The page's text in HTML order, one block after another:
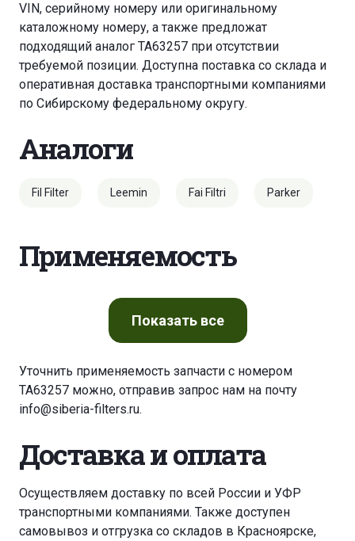
VIN, серийному номеру или оригинальному
каталожному номеру, а также предложат
подходящий аналог TA63257 при отсутствии
требуемой позиции. Доступна поставка со склада и
оперативная доставка транспортными компаниями
по Сибирскому федеральному округу.
Аналоги
Fil Filter Leemin Fai Filtri Parker
Применяемость
Показатьвсе
Уточнить применяемость запчасти с номером
TA63257 можно, отправив запрос нам на почту
info@siberia-filters.ru.
Доставка и оплата
Осуществляем доставку по всей России и УФР
транспортными компаниями. Также доступен
самовывоз и отгрузка со складов в Красноярске,